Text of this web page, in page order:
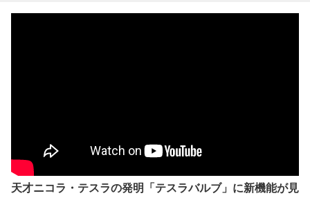
天才ニコラ・テスラの発明「テスラバルブ」に新機能が見